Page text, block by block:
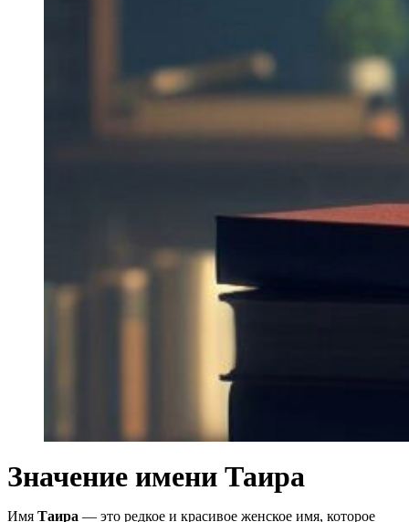
Значение имени Таира
Имя Таира — это редкое и красивое женское имя, которое